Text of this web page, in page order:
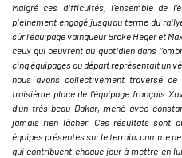
Malgré ces difficultés, l’ensemble de
pleinement engagé jusqu’au terme du
sûr l’équipage vainqueur Broke Heger et
ceux qui oeuvrent au quotidien dans
cinq équipages au départ représentait un
nous avons collectivement traversé
troisième place de l’équipage français
d’un très beau Dakar, mené avec
jamais rien lâcher. Ces résultats sont
équipes présentes sur le terrain, comme
qui contribuent chaque jour à mettre en